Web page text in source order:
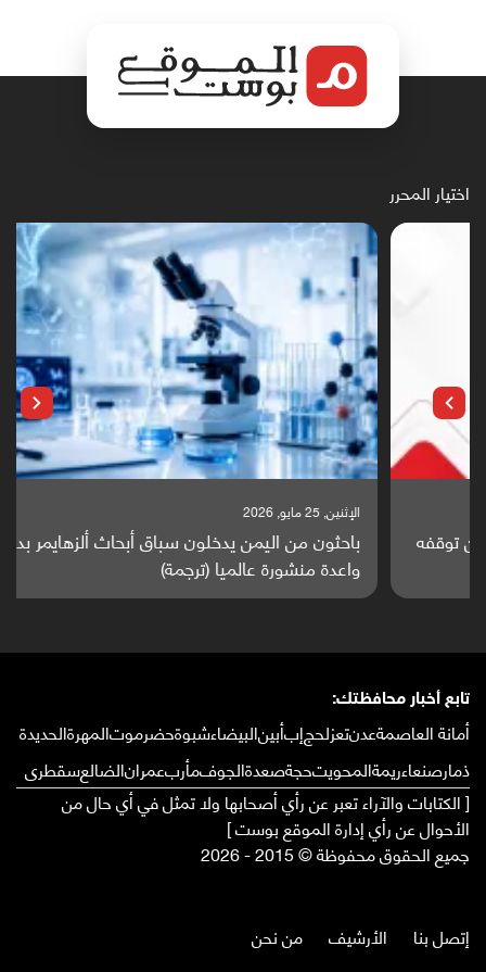
اختيار المحرر
باحثون من اليمن يدخلون سباق أبحاث ألزهايمر بدراسة
واعدة منشورة عالميا (ترجمة)
تابع أخبار محافظتك:
أمانة العاصمةعدنتعزلحجإبأبينالبيضاءشبوةحضرموتالمهرةالحديدة
ذمارصنعاءريمةالمحويتحجةصعدةالجوفمأربعمرانالضالعسقطرى
[ الكتابات والآراء تعبر عن رأي أصحابها ولا تمثل في أي حال من
الأحوال عن رأي إدارة الموقع بوست ]
جميع الحقوق محفوظة © 2015 - 2026
إتصل بنا الأرشيف من نحن